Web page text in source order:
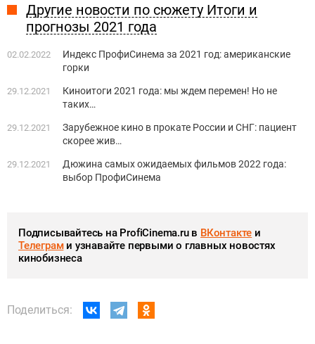
Другие новости по сюжету Итоги и
прогнозы 2021 года
02.02.2022
Индекс ПрофиСинема за 2021 год: американские
горки
29.12.2021
Киноитоги 2021 года: мы ждем перемен! Но не
таких…
29.12.2021
Зарубежное кино в прокате России и СНГ: пациент
скорее жив…
29.12.2021
Дюжина самых ожидаемых фильмов 2022 года:
выбор ПрофиСинема
Подписывайтесь на ProfiCinema.ru в ВКонтакте и
Телеграми узнавайте первыми о главных новостях
кинобизнеса
Поделиться: